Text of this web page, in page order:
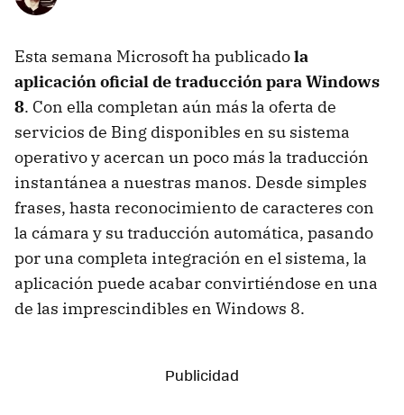
Esta semana Microsoft ha publicadola
aplicación oficial de traducción para Windows
8. Con ella completan aún más la oferta de
servicios de Bing disponibles en su sistema
operativo y acercan un poco más la traducción
instantánea a nuestras manos. Desde simples
frases, hasta reconocimiento de caracteres con
la cámara y su traducción automática, pasando
por una completa integración en el sistema, la
aplicación puede acabar convirtiéndose en una
de las imprescindibles en Windows 8.